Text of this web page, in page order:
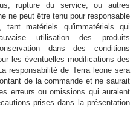
rupture du service, ou autres
ne peut être tenu pour responsable
matériels qu'immatériels qui
utilisation des produits
dans des conditions
les éventuelles modifications des
responsabilité de Terra leone sera
de la commande et ne saurait
erreurs ou omissions qui auraient
prises dans la présentation